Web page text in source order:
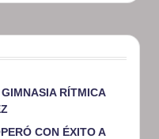
RÍTMICA
CON ÉXITO A